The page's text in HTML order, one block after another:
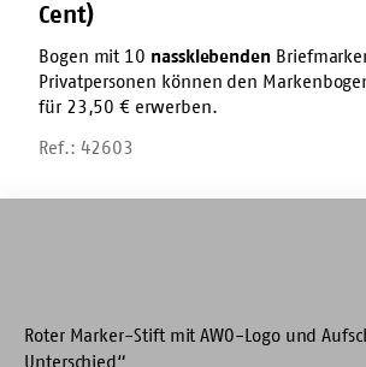
Cent)
Bogen mit 10 nassklebenden
Privatpersonen können den
für 23,50 € erwerben.
Ref.: 42603